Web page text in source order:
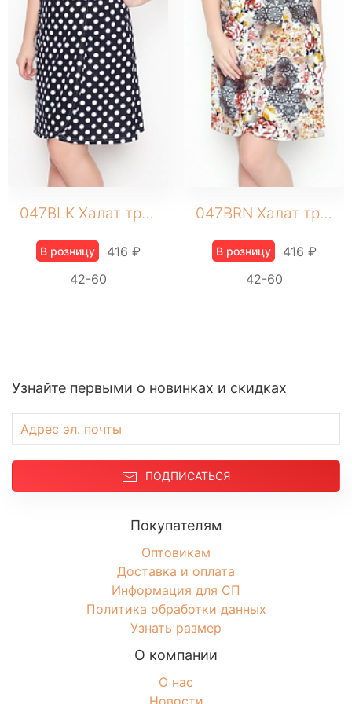
ШОРТЫ
ЮБКИ
КОСМЕТИКА
ЖЕНСКОЕ
Бомберы
Брюки домашние
Джеггинсы
Жакеты
Джоггеры трикотажные
Костюмы домашние
Леггинсы
Лонгсливы
Блузы
Брюки
Водолазки
Головные уборы
047BLK Халат трикотажный
В розницу
416 ₽
42-60
047BRN Халат трикотажный
В розницу
416 ₽
42-60
Узнайте первыми о новинках и скидках
ПОДПИСАТЬСЯ
Покупателям
Оптовикам
Доставка и оплата
Информация для СП
Политика обработки данных
Узнать размер
О компании
О нас